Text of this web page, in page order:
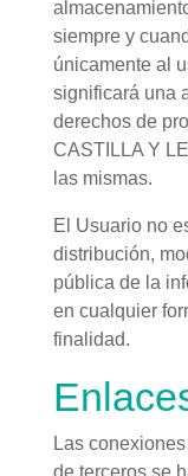
siempre y
únicamente al
significará una
derechos de
CASTILLA Y
las mismas.
El Usuario no
distribución,
pública de la
en cualquier
finalidad.
Las
de terceros se